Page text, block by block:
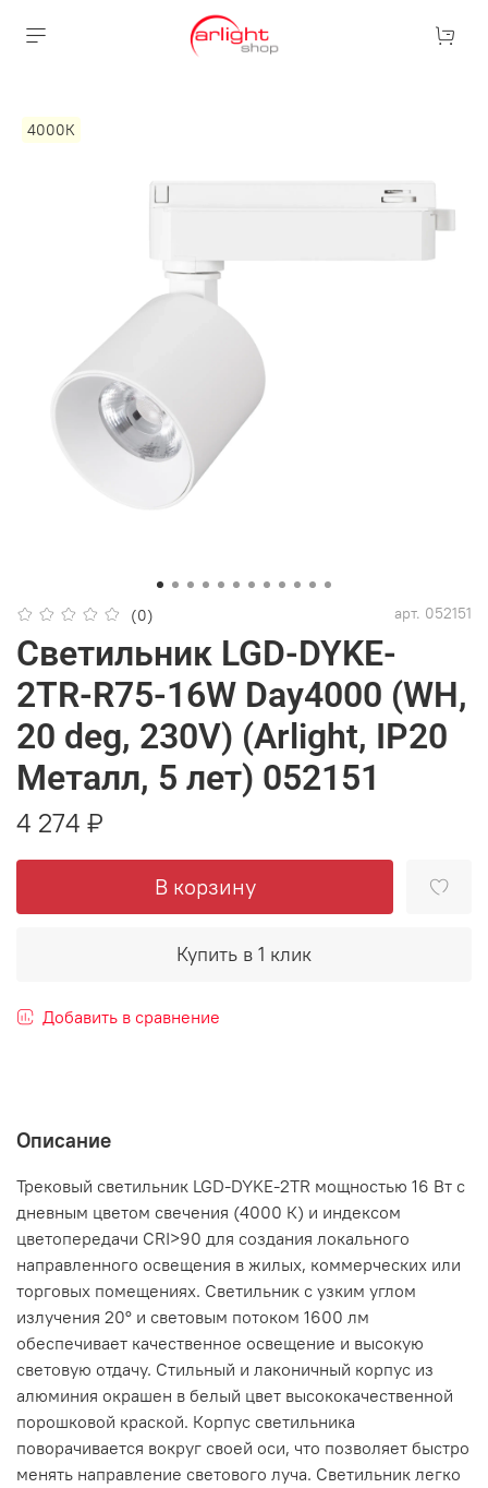
4000К
(0) арт. 052151
Светильник LGD-DYKE-
2TR-R75-16W Day4000 (WH,
20 deg, 230V) (Arlight, IP20
Металл, 5 лет) 052151
4 274 ₽
В корзину
Купить в 1 клик
Добавить в сравнение
Описание
Трековый светильник LGD-DYKE-2TR мощностью 16 Вт с
дневным цветом свечения (4000 К) и индексом
цветопередачи CRI>90 для создания локального
направленного освещения в жилых, коммерческих или
торговых помещениях. Светильник с узким углом
излучения 20° и световым потоком 1600 лм
обеспечивает качественное освещение и высокую
световую отдачу. Стильный и лаконичный корпус из
алюминия окрашен в белый цвет высококачественной
порошковой краской. Корпус светильника
поворачивается вокруг своей оси, что позволяет быстро
менять направление светового луча. Светильник легко